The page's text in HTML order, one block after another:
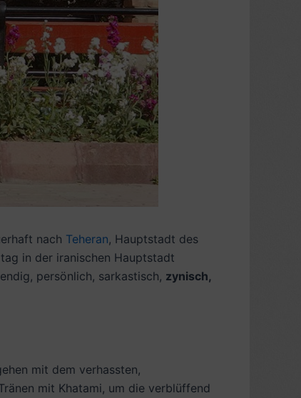
nach Teheran, Hauptstadt des
in der iranischen Hauptstadt
persönlich, sarkastisch, zynisch,
mit dem verhassten,
mit Khatami, um die verblüffend